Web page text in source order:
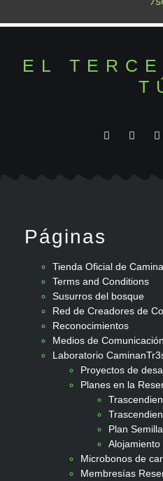
EL
Páginas
Tienda Oficial de
Terms and Conditions
Susurros del bosque
Red de Creadores de
Reconocimientos
Medios de
Laboratorio
Proyectos de
Planes en la
Plan
Alojamiento
Microbonos de
Membresías